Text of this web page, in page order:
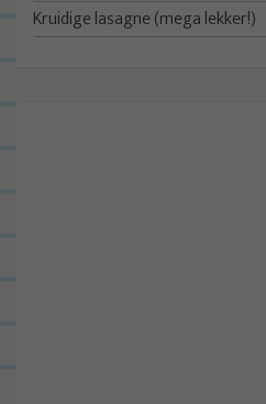
Kruidige lasagne (mega lekker!)